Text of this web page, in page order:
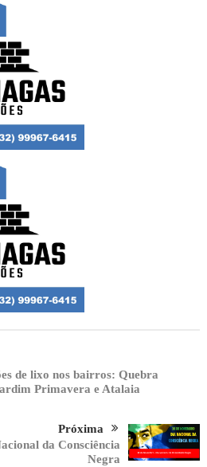
de lixo nos bairros: Quebra
Primavera e Atalaia
Próxima
da Consciência
Negra